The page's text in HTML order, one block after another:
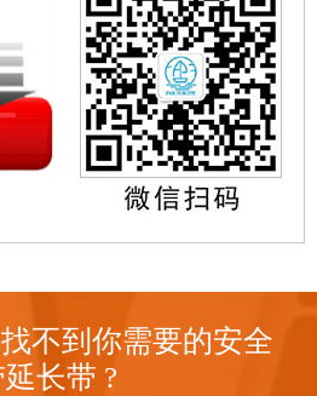
不到你需要的安全
长带 ?